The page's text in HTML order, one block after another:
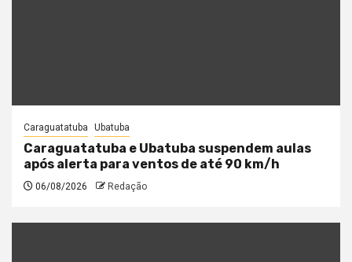
Caraguatatuba Ubatuba
Caraguatatuba e Ubatuba suspendem aulas
após alerta para ventos de até 90 km/h
06/08/2026 Redação